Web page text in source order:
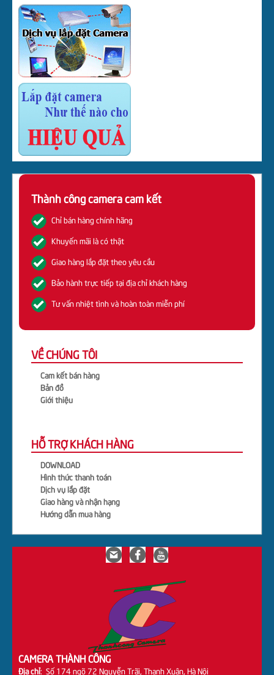
Thành công camera cam kết
Chỉ bán hàng chính hãng
Khuyến mãi là có thật
Giao hàng lắp đặt theo yêu cầu
Bảo hành trực tiếp tại địa chỉ khách hàng
Tư vấn nhiệt tình và hoàn toàn miễn phí
VỀ CHÚNG TÔI
Cam kết bán hàng
Bản đồ
Giới thiệu
HỖ TRỢ KHÁCH HÀNG
DOWNLOAD
Hình thức thanh toán
Dịch vụ lắp đặt
Giao hàng và nhận hạng
Hướng dẫn mua hàng
CAMERA THÀNH CÔNG
Địa chỉ: Số 174 ngõ 72 Nguyễn Trãi, Thanh Xuân, Hà Nội